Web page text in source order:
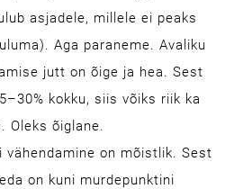
asjadele, millele ei peaks
Aga paraneme. Avaliku
jutt on õige ja hea. Sest
kokku, siis võiks riik ka
Oleks õiglane.
vähendamine on mõistlik. Sest
on kuni murdepunktini